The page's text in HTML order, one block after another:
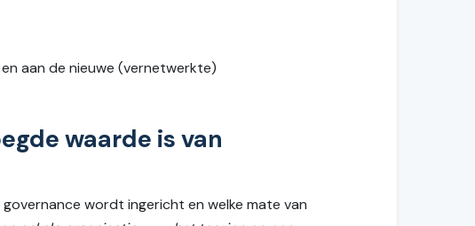
aan de nieuwe (vernetwerkte)
waarde is van
wordt ingericht en welke mate van